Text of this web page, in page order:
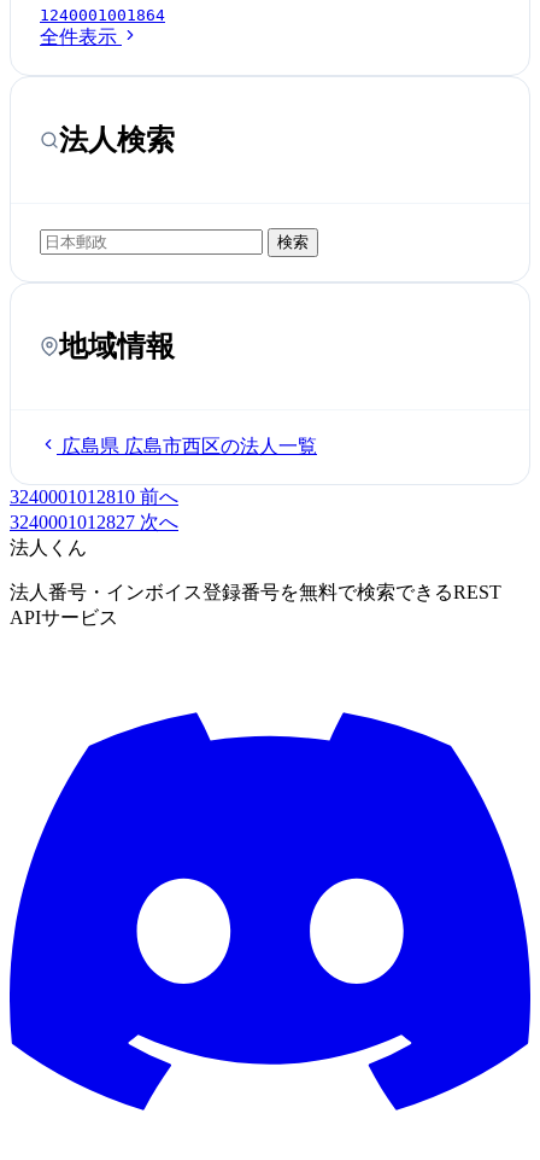
1240001001864
全件表示
法人検索
検索
地域情報
広島県 広島市西区の法人一覧
3240001012810 前へ
3240001012827 次へ
法人くん
法人番号・インボイス登録番号を無料で検索できるREST
APIサービス